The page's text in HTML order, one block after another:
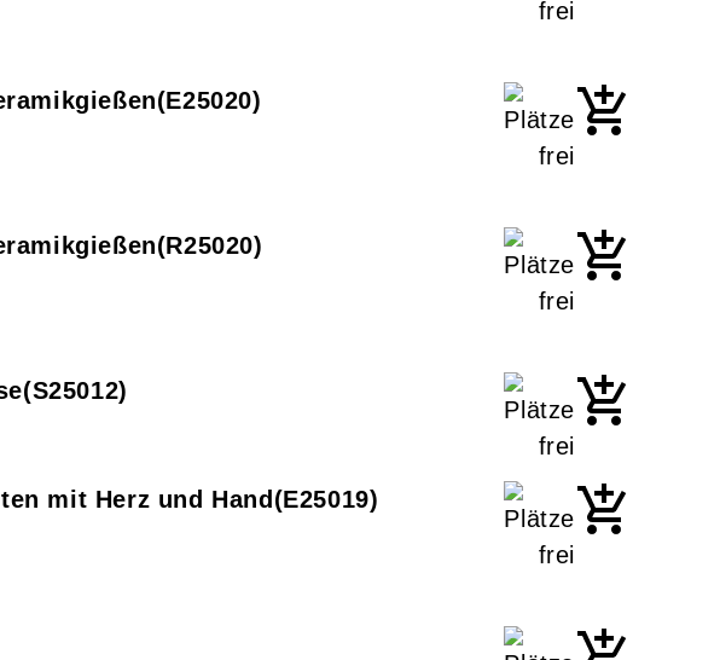
E25020
R25020
S25012
mit Herz und Hand E25019